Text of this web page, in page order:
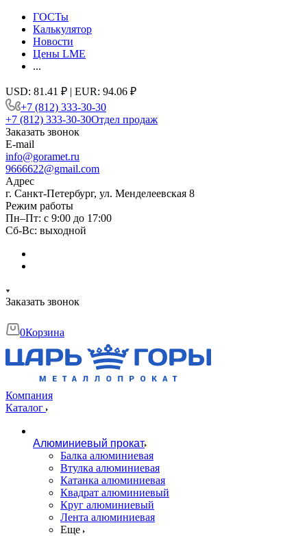
ГОСТы
Калькулятор
Новости
Цены LME
...
USD: 81.41 ₽ | EUR: 94.06 ₽
+7 (812) 333-30-30
+7 (812) 333-30-30Отдел продаж
Заказать звонок
E-mail
info@goramet.ru
9666622@gmail.com
Адрес
г. Санкт-Петербург, ул. Менделеевская 8
Режим работы
Пн–Пт: с 9:00 до 17:00
Сб-Вс: выходной
Заказать звонок
0Корзина
Компания
Каталог
Алюминиевый прокат
Балка алюминиевая
Втулка алюминиевая
Катанка алюминиевая
Квадрат алюминиевый
Круг алюминиевый
Лента алюминиевая
Еще